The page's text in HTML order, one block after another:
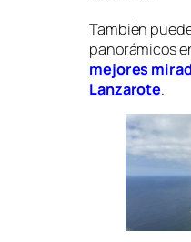
También
panorámicos
mejores
Lanzarote.